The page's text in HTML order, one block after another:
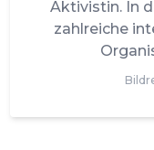
Aktivistin. In
zahlreiche